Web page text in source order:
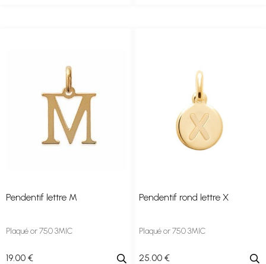
Pendentif lettre M
Plaqué or 750 3MIC
19.00 €
Pendentif rond lettre X
Plaqué or 750 3MIC
25.00 €